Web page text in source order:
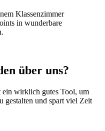
Klassenzimmer
in wunderbare
über uns?
ein wirklich gutes Tool, um
gestalten und spart viel Zeit